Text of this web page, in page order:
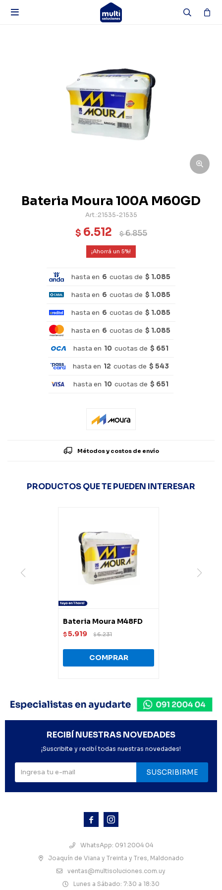

Bateria Moura 100A M60GD
21535-21535
$ 6.512 $6.855
5
hasta en 6 cuotas de $ 1.085
hasta en 6 cuotas de $ 1.085
hasta en 6 cuotas de $ 1.085
hasta en 6 cuotas de $ 1.085
hasta en 10 cuotas de $ 651
hasta en 12 cuotas de $ 543
hasta en 10 cuotas de $ 651
Métodos y costos de envío
PRODUCTOS QUE TE PUEDEN INTERESAR
Bateria Moura M48FD
$5.919 $6.231
 
WhatsApp: 091 2004 04
Joaquín de Viana y Treinta y Tres, Maldonado
ventas@multisoluciones.com.uy
Lunes a Sábado: 7:30 a 18:30
RECIBÍ NUESTRAS NOVEDADES
¡Suscribite y recibí todas nuestras novedades!
SUSCRIBIRME